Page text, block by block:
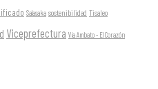
Salasaka sostenibilidad Tisaleo
Viceprefectura Vía Ambato - El Corazón